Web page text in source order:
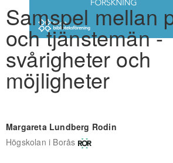
Samspel mellan
och tjänstemän -
svårigheter och
möjligheter
Margareta Lundberg Rodin
Högskolan i Borås